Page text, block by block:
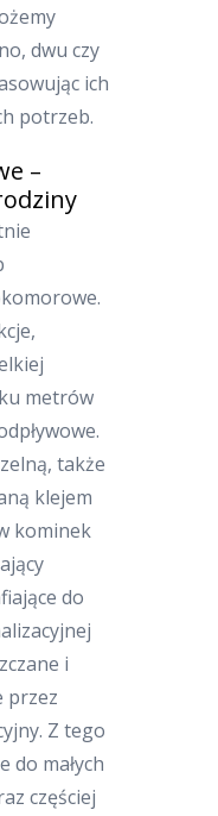
dwu czy
ich
potrzeb.
–
metrów
także
klejem
kominek
do
i
przez
Z tego
do małych
częściej